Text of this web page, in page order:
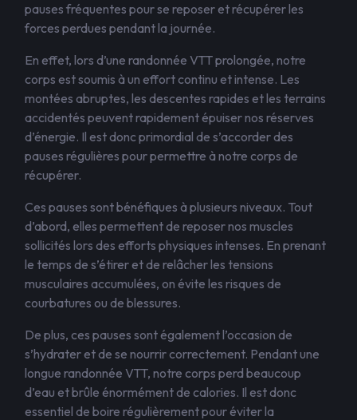
pauses fréquentes pour se reposer et récupérer les
forces perdues pendant la journée.
En effet, lors d’une randonnée VTT prolongée, notre
corps est soumis à un effort continu et intense. Les
montées abruptes, les descentes rapides et les terrains
accidentés peuvent rapidement épuiser nos réserves
d’énergie. Il est donc primordial de s’accorder des
pauses régulières pour permettre à notre corps de
récupérer.
Ces pauses sont bénéfiques à plusieurs niveaux. Tout
d’abord, elles permettent de reposer nos muscles
sollicités lors des efforts physiques intenses. En prenant
le temps de s’étirer et de relâcher les tensions
musculaires accumulées, on évite les risques de
courbatures ou de blessures.
De plus, ces pauses sont également l’occasion de
s’hydrater et de se nourrir correctement. Pendant une
longue randonnée VTT, notre corps perd beaucoup
d’eau et brûle énormément de calories. Il est donc
essentiel de boire régulièrement pour éviter la